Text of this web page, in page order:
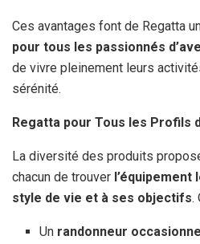
Ces avantages font de Regatta
pour tous les passionnés
de vivre pleinement leurs
sérénité.
Regatta pour Tous les Profils
La diversité des produits
chacun de trouver l’équipement
style de vie et à ses objectifs.
Un randonneur